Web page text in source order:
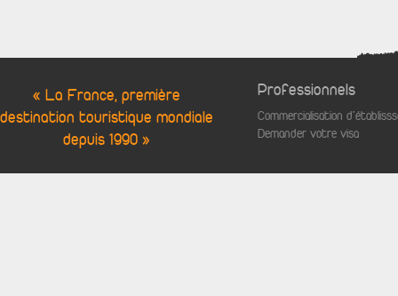
« La France, première
destination touristique mondiale
depuis 1990 »
Professionnels
Commercialisation
Demander votre visa